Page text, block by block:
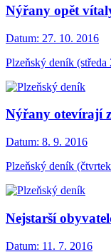
Nýřany opět
Datum: 27. 10. 2016
Plzeňský deník (středa
Nýřany otevírají
Datum: 8. 9. 2016
Plzeňský deník
Nejstarší
Datum: 11. 7. 2016